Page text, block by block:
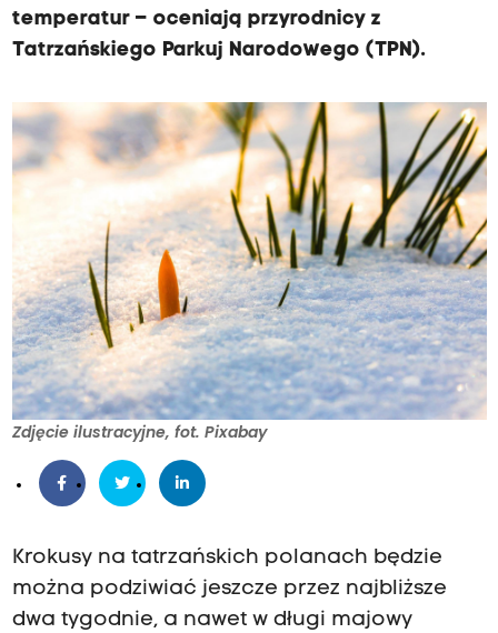
temperatur – oceniają przyrodnicy z
Tatrzańskiego Parkuj Narodowego (TPN).
Zdjęcie ilustracyjne, fot. Pixabay
Krokusy na tatrzańskich polanach będzie
można podziwiać jeszcze przez najbliższe
dwa tygodnie, a nawet w długi majowy